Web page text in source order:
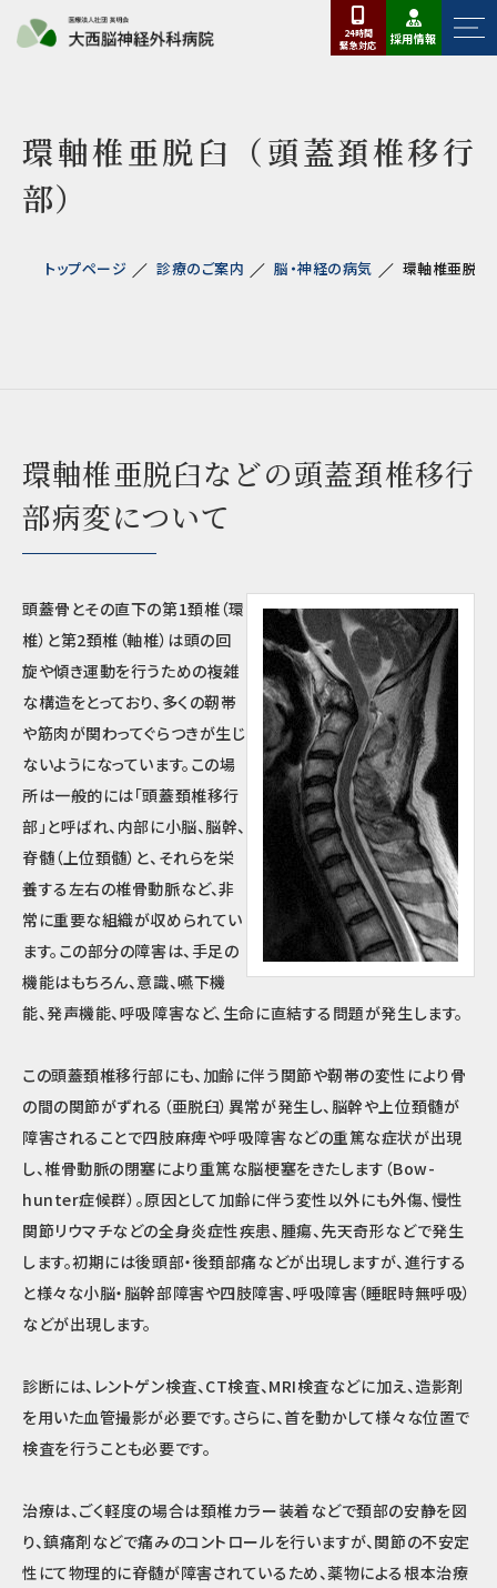
24時間
緊急対応 採用情報
環軸椎亜脱臼（頭蓋頚椎移行
部）
トップページ 診療のご案内 脳・神経の病気 環軸椎亜脱臼
環軸椎亜脱臼などの頭蓋頚椎移行
部病変について
頭蓋骨とその直下の第1頚椎（環
椎）と第2頚椎（軸椎）は頭の回
旋や傾き運動を行うための複雑
な構造をとっており、多くの靭帯
や筋肉が関わってぐらつきが生じ
ないようになっています。この場
所は一般的には「頭蓋頚椎移行
部」と呼ばれ、内部に小脳、脳幹、
脊髄（上位頚髄）と、それらを栄
養する左右の椎骨動脈など、非
常に重要な組織が収められてい
ます。この部分の障害は、手足の
機能はもちろん、意識、嚥下機
能、発声機能、呼吸障害など、生命に直結する問題が発生します。
この頭蓋頚椎移行部にも、加齢に伴う関節や靭帯の変性により骨
の間の関節がずれる（亜脱臼）異常が発生し、脳幹や上位頚髄が
障害されることで四肢麻痺や呼吸障害などの重篤な症状が出現
し、椎骨動脈の閉塞により重篤な脳梗塞をきたします（Bow-
hunter症候群）。原因として加齢に伴う変性以外にも外傷、慢性
関節リウマチなどの全身炎症性疾患、腫瘍、先天奇形などで発生
します。初期には後頭部・後頚部痛などが出現しますが、進行する
と様々な小脳・脳幹部障害や四肢障害、呼吸障害（睡眠時無呼吸）
などが出現します。
診断には、レントゲン検査、CT検査、MRI検査などに加え、造影剤
を用いた血管撮影が必要です。さらに、首を動かして様々な位置で
検査を行うことも必要です。
治療は、ごく軽度の場合は頚椎カラー装着などで頚部の安静を図
り、鎮痛剤などで痛みのコントロールを行いますが、関節の不安定
性にて物理的に脊髄が障害されているため、薬物による根本治療